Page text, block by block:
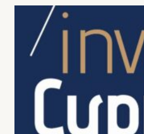
года этот показатель...